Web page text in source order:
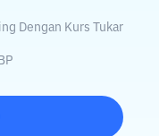
Dengan Kurs Tukar